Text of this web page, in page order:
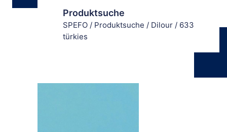
Produktsuche
SPEFO / Produktsuche / Dilour / 633
türkies